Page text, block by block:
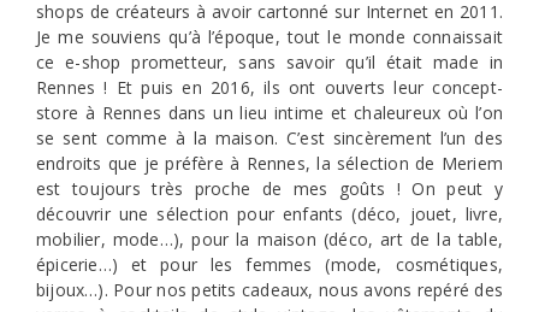
shops de créateurs à avoir cartonné sur Internet en 2011.
Je me souviens qu’à l’époque, tout le monde connaissait
ce e-shop prometteur, sans savoir qu’il était made in
Rennes ! Et puis en 2016, ils ont ouverts leur concept-
store à Rennes dans un lieu intime et chaleureux où l’on
se sent comme à la maison. C’est sincèrement l’un des
endroits que je préfère à Rennes, la sélection de Meriem
est toujours très proche de mes goûts ! On peut y
découvrir une sélection pour enfants (déco, jouet, livre,
mobilier, mode…), pour la maison (déco, art de la table,
épicerie…) et pour les femmes (mode, cosmétiques,
bijoux…). Pour nos petits cadeaux, nous avons repéré des